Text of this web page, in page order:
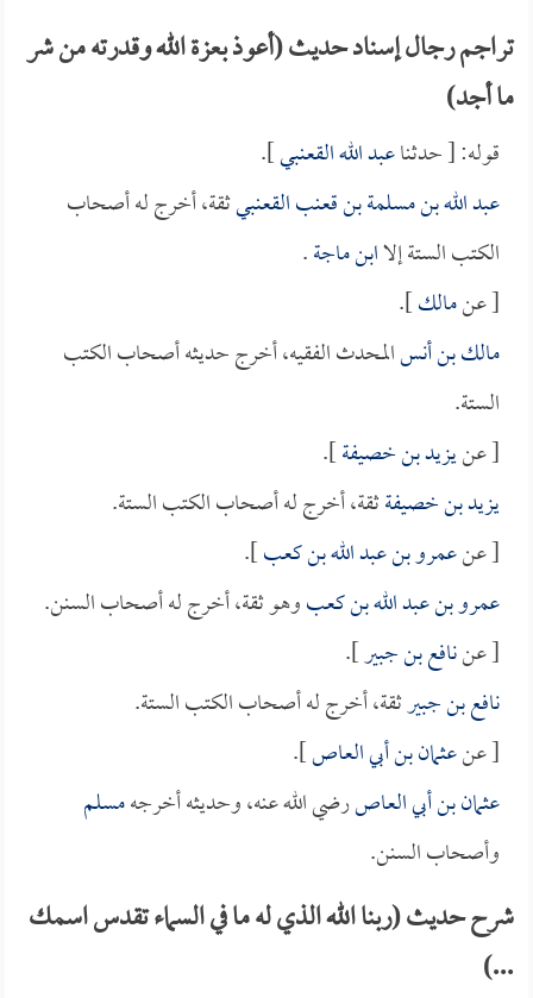
تراجم رجال إسناد حديث (أعوذ بعزة الله وقدرته من شر
ما أجد)
قوله: [ حدثناعبد الله القعنبي].
عبد الله بن مسلمة بن قعنب القعنبيثقة، أخرج له أصحاب
الكتب الستة إلاابن ماجة.
[ عنمالك].
مالك بن أنسالمحدث الفقيه، أخرج حديثه أصحاب الكتب
الستة.
[ عنيزيد بن خصيفة].
يزيد بن خصيفةثقة، أخرج له أصحاب الكتب الستة.
[ عنعمرو بن عبد الله بن كعب].
عمرو بن عبد الله بن كعبوهو ثقة، أخرج له أصحاب السنن.
[ عننافع بن جبير].
نافع بن جبيرثقة، أخرج له أصحاب الكتب الستة.
[ عنعثمان بن أبي العاص].
عثمان بن أبي العاصرضي الله عنه، وحديثه أخرجهمسلم
وأصحاب السنن.
شرح حديث (ربنا الله الذي له ما في السماء تقدس اسمك
...)